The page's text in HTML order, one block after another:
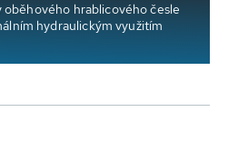
hrablicového česle
hydraulickým využitím